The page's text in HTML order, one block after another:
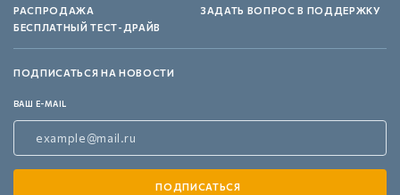
РАСПРОДАЖА
БЕСПЛАТНЫЙ ТЕСТ-ДРАЙВ
ЗАДАТЬ ВОПРОС В ПОДДЕРЖКУ
ПОДПИСАТЬСЯ НА НОВОСТИ
ВАШ E-MAIL